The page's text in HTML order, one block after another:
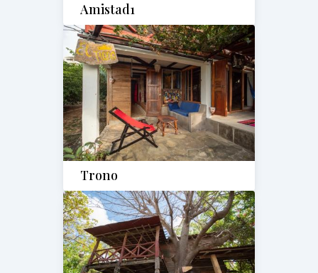
Amistad1
Trono